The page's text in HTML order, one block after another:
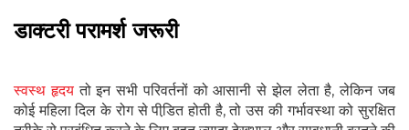
डाक्टरी परामर्श जरूरी
स्वस्थ हृदयतो इन सभी परिवर्तनों को आसानी से झेल लेता है, लेकिन जब
कोई महिला दिल के रोग से पीडि़त होती है, तो उस की गर्भावस्था को सुरक्षित